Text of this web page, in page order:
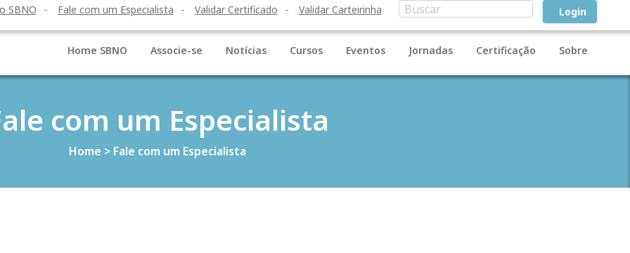
SBNO Fale com um Especialista Validar Certificado Validar Carteirinha Login
Home SBNO Associe-se Notícias Cursos Eventos Jornadas Certificação Sobre
com um Especialista
Home > Fale com um Especialista